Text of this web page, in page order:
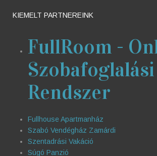
KIEMELT PARTNEREINK
FullRoom -
Szobafoglalási
Rendszer
Fullhouse Apartmanház
Szabó Vendégház Zamárdi
Szentadrási Vakáció
Súgó Panzió